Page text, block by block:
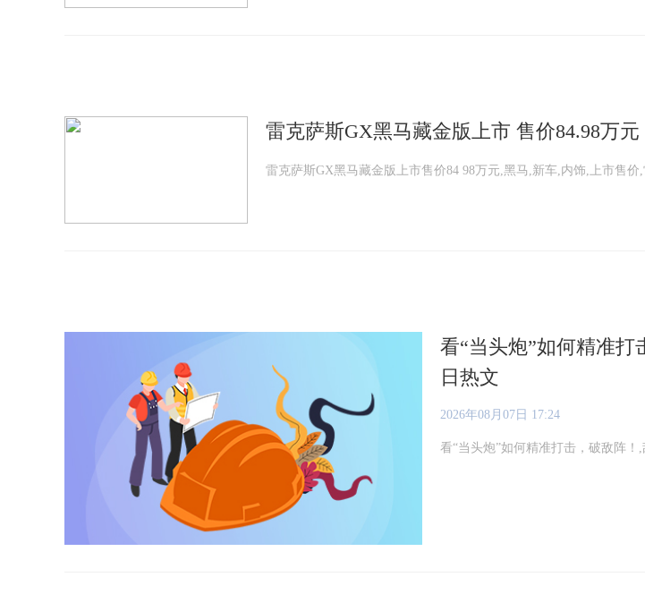
雷克萨斯GX黑马藏金版上市 售价84.98万元
雷克萨斯GX黑马藏金版上市售价84 98万元,黑马,新车,内饰,上市售价
看“当头炮”如何精准打
日热文
2026年08月07日 17:24
看“当头炮”如何精准打击，破敌阵！,